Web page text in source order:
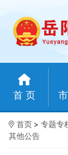
首 页
首页 > 专题专
其他公告